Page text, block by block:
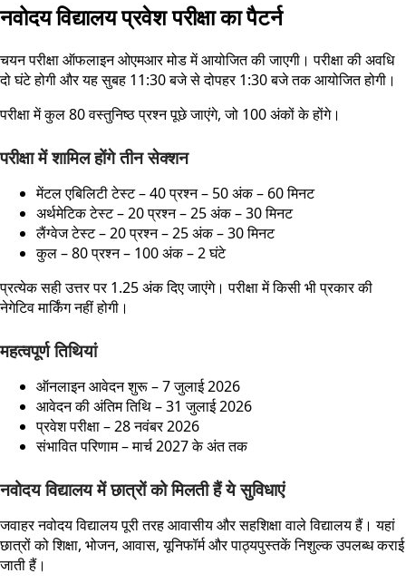
नवोदय विद्यालय प्रवेश परीक्षा का पैटर्न
चयन परीक्षा ऑफलाइन ओएमआर मोड में आयोजित की जाएगी। परीक्षा की अवधि
दो घंटे होगी और यह सुबह 11:30 बजे से दोपहर 1:30 बजे तक आयोजित होगी।
परीक्षा में कुल 80 वस्तुनिष्ठ प्रश्न पूछे जाएंगे, जो 100 अंकों के होंगे।
परीक्षा में शामिल होंगे तीन सेक्शन
मेंटल एबिलिटी टेस्ट – 40 प्रश्न – 50 अंक – 60 मिनट
अर्थमेटिक टेस्ट – 20 प्रश्न – 25 अंक – 30 मिनट
लैंग्वेज टेस्ट – 20 प्रश्न – 25 अंक – 30 मिनट
कुल – 80 प्रश्न – 100 अंक – 2 घंटे
प्रत्येक सही उत्तर पर 1.25 अंक दिए जाएंगे। परीक्षा में किसी भी प्रकार की
नेगेटिव मार्किंग नहीं होगी।
महत्वपूर्ण तिथियां
ऑनलाइन आवेदन शुरू – 7 जुलाई 2026
आवेदन की अंतिम तिथि – 31 जुलाई 2026
प्रवेश परीक्षा – 28 नवंबर 2026
संभावित परिणाम – मार्च 2027 के अंत तक
नवोदय विद्यालय में छात्रों को मिलती हैं ये सुविधाएं
जवाहर नवोदय विद्यालय पूरी तरह आवासीय और सहशिक्षा वाले विद्यालय हैं। यहां
छात्रों को शिक्षा, भोजन, आवास, यूनिफॉर्म और पाठ्यपुस्तकें निशुल्क उपलब्ध कराई
जाती हैं।